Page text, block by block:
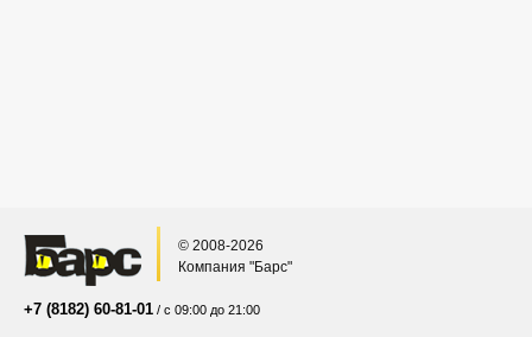
© 2008-2026
Компания "Барс"
+7 (8182) 60-81-01 / с 09:00 до 21:00